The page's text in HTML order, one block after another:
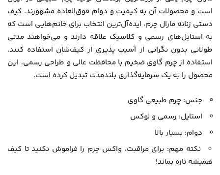
است و محصولات آن به کیفیت و دوام فوق‌العاده مشهورند. کیف
دستی زنانه مارال چرم، ایده‌آل‌ترین انتخاب برای خانم‌هایی است که
به استایل‌های رسمی و کلاسیک علاقه دارند و می‌خواهند مدتی
طولانی بدون نگرانی از آسیب پذیری از کیف‌شان استفاده کنند.
استفاده از چرم گاوی ضخیم با محافظت عالی و طراحی رسمی، این
محصول را به یک سرمایه‌گذاری بلندمدت تبدیل کرده است.
جنس: چرم طبیعی گاوی
استایل: رسمی و لوکس
دوام: بسیار بالا
نکته مهم: برای مراقبت، واکس چرم را فراموش نکنید تا کیف
همیشه تازه بماند!